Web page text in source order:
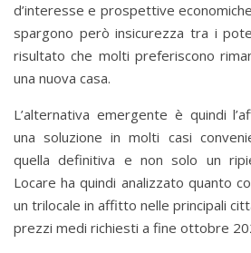
d’interesse e prospettive
spargono però insicurezza tra i
risultato che molti preferiscono
una nuova casa.
L’alternativa emergente è quindi
una soluzione in molti casi
quella definitiva e non solo un
Locare ha quindi analizzato quanto
un trilocale in affitto nelle principali
prezzi medi richiesti a fine ottobre